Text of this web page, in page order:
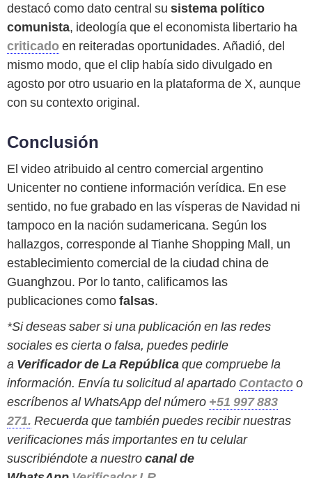
destacó como dato central su sistema político
comunista, ideología que el economista libertario ha
criticadoen reiteradas oportunidades. Añadió, del
mismo modo, que el clip había sido divulgado en
agosto por otro usuario en la plataforma de X, aunque
con su contexto original.
Conclusión
El video atribuido al centro comercial argentino
Unicenter no contiene información verídica. En ese
sentido, no fue grabado en las vísperas de Navidad ni
tampoco en la nación sudamericana. Según los
hallazgos, corresponde al Tianhe Shopping Mall, un
establecimiento comercial de la ciudad china de
Guanghzou. Por lo tanto, calificamos las
publicaciones comofalsas.
*Si deseas saber si una publicación en las redes
sociales es cierta o falsa, puedes pedirle
a Verificador de La Repúblicaque compruebe la
información. Envía tu solicitud al apartado Contactoo
escríbenos al WhatsApp del número +51 997 883
271. Recuerda que también puedes recibir nuestras
verificaciones más importantes en tu celular
suscribiéndote a nuestrocanal de